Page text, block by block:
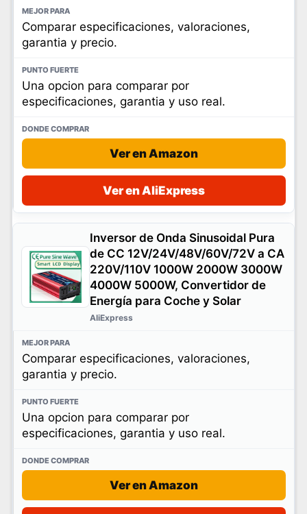
Comparar especificaciones, valoraciones,
garantia y precio.
Una opcion para comparar por
especificaciones, garantia y uso real.
Ver en Amazon
Ver en AliExpress
Inversor de Onda Sinusoidal Pura
de CC 12V/24V/48V/60V/72V a CA
220V/110V 1000W 2000W 3000W
4000W 5000W, Convertidor de
Energía para Coche y Solar
AliExpress
Comparar especificaciones, valoraciones,
garantia y precio.
Una opcion para comparar por
especificaciones, garantia y uso real.
Ver en Amazon